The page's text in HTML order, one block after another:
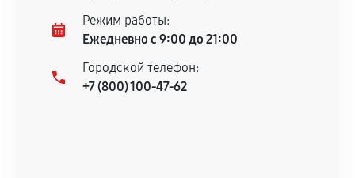
Режим работы:
Ежедневно с 9:00 до 21:00
Городской телефон:
+7 (800) 100-47-62